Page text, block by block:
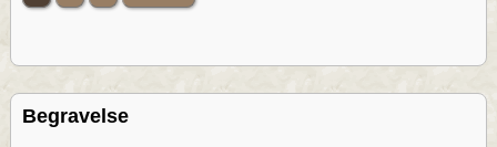
Begravelse